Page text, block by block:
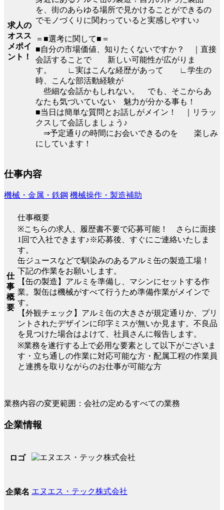
求人の
オスス
メポイ
ント！
を、街のあらゆる場所で見かけることができるの
でモノづくりに関わっていると実感しやすい♪
＝■選考に関して■＝
■自分の市場価値、知りたくないですか？ ｜直接
会話することで 新しい可能性が広がりま
す。 ∟実はこんな経歴があって ∟学生の
時、こんな部活動経験が
些細な会話かもしれない。 でも、そこからあ
なたも気づいていない 魅力が分かる事も！
■当日は簡単な質問とお話しがメイン！ ｜リラッ
クスして会話しましょう♪
⇒予定通りの時間にお会いできるのを 楽しみ
にしています！
仕事内容
機械・金属・鉄鋼 機械操作・製造補助
仕
事
概
要
仕事概要
※こちらの求人、履歴書不要で応募可能！ さらに面接
1回で入社できます♪※応募後、すぐにご連絡いたしま
す。
缶ジュースなどで馴染みのあるアルミ缶の製造工場！
下記の作業をお願いします。
【缶の製造】アルミを準備し、マシンにセットする作
業。製缶は機械がすべて行うため準備作業がメインで
す。
【外観チェック】アルミ缶の大きさが規定通りか、プリ
ントされたデザインに印字ミスが無いか見ます。不良品
を見つけた場合はよけて、社員さんに報告します。
※業務を遂行する上で必用な要素として以下がございま
す・立ち通しの作業に対応可能な方・配属工程の作業員
と連携を取りながらのお仕事が可能な方
業務内容の変更範囲：会社の定めるすべての業務
企業情報
ロゴ
企業名 エヌエス・テック株式会社